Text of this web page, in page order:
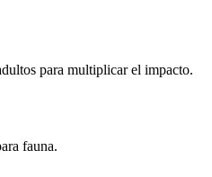
para multiplicar el impacto.
fauna.